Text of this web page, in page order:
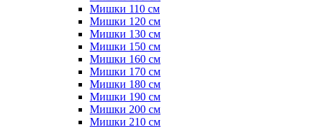
Мишки 110 см
Мишки 120 см
Мишки 130 см
Мишки 150 см
Мишки 160 см
Мишки 170 см
Мишки 180 см
Мишки 190 см
Мишки 200 см
Мишки 210 см